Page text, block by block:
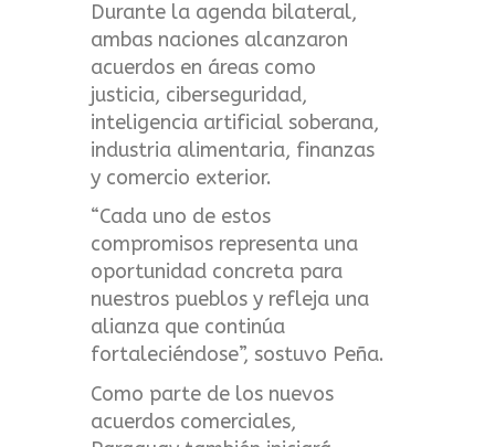
Durante la agenda bilateral,
ambas naciones alcanzaron
acuerdos en áreas como
justicia, ciberseguridad,
inteligencia artificial soberana,
industria alimentaria, finanzas
y comercio exterior.
“Cada uno de estos
compromisos representa una
oportunidad concreta para
nuestros pueblos y refleja una
alianza que continúa
fortaleciéndose”, sostuvo Peña.
Como parte de los nuevos
acuerdos comerciales,